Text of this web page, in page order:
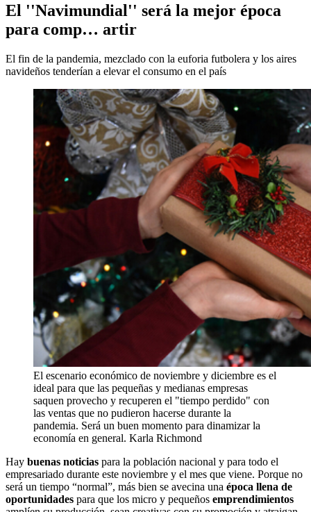
El ''Navimundial'' será la mejor época
para comp… artir
El fin de la pandemia, mezclado con la euforia futbolera y los aires
navideños tenderían a elevar el consumo en el país
El escenario económico de noviembre y diciembre es el
ideal para que las pequeñas y medianas empresas
saquen provecho y recuperen el "tiempo perdido" con
las ventas que no pudieron hacerse durante la
pandemia. Será un buen momento para dinamizar la
economía en general. Karla Richmond
Hay buenas noticias para la población nacional y para todo el
empresariado durante este noviembre y el mes que viene. Porque no
será un tiempo “normal”, más bien se avecina una época llena de
oportunidades para que los micro y pequeños emprendimientos